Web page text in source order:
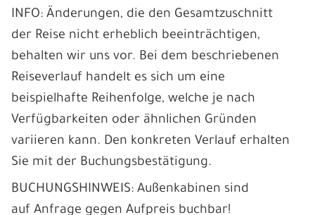
INFO: Änderungen, die den Gesamtzuschnitt
der Reise nicht erheblich beeinträchtigen,
behalten wir uns vor. Bei dem beschriebenen
Reiseverlauf handelt es sich um eine
beispielhafte Reihenfolge, welche je nach
Verfügbarkeiten oder ähnlichen Gründen
variieren kann. Den konkreten Verlauf erhalten
Sie mit der Buchungsbestätigung.
BUCHUNGSHINWEIS: Außenkabinen sind
auf Anfrage gegen Aufpreis buchbar!